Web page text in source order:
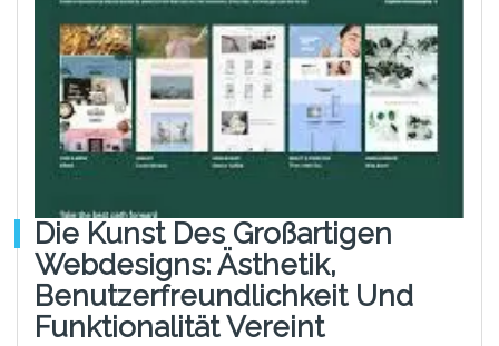
Die Kunst Des Großartigen
Webdesigns: Ästhetik,
Benutzerfreundlichkeit Und
Funktionalität Vereint